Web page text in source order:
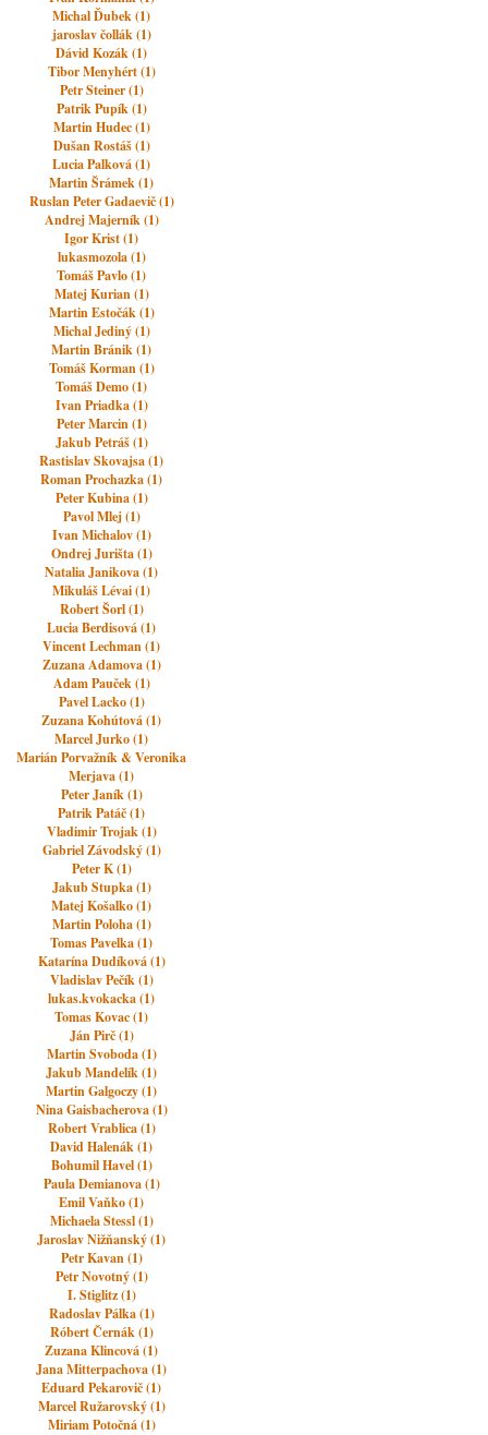
Michal Ďubek (1)
jaroslav čollák (1)
Dávid Kozák (1)
Tibor Menyhért (1)
Petr Steiner (1)
Patrik Pupík (1)
Martin Hudec (1)
Dušan Rostáš (1)
Lucia Palková (1)
Martin Šrámek (1)
Ruslan Peter Gadaevič (1)
Andrej Majerník (1)
Igor Krist (1)
lukasmozola (1)
Tomáš Pavlo (1)
Matej Kurian (1)
Martin Estočák (1)
Michal Jediný (1)
Martin Bránik (1)
Tomáš Korman (1)
Tomáš Demo (1)
Ivan Priadka (1)
Peter Marcin (1)
Jakub Petráš (1)
Rastislav Skovajsa (1)
Roman Prochazka (1)
Peter Kubina (1)
Pavol Mlej (1)
Ivan Michalov (1)
Ondrej Jurišta (1)
Natalia Janikova (1)
Mikuláš Lévai (1)
Robert Šorl (1)
Lucia Berdisová (1)
Vincent Lechman (1)
Zuzana Adamova (1)
Adam Pauček (1)
Pavel Lacko (1)
Zuzana Kohútová (1)
Marcel Jurko (1)
Marián Porvažník & Veronika
Merjava (1)
Peter Janík (1)
Patrik Patáč (1)
Vladimir Trojak (1)
Gabriel Závodský (1)
Peter K (1)
Jakub Stupka (1)
Matej Košalko (1)
Martin Poloha (1)
Tomas Pavelka (1)
Katarína Dudíková (1)
Vladislav Pečík (1)
lukas.kvokacka (1)
Tomas Kovac (1)
Ján Pirč (1)
Martin Svoboda (1)
Jakub Mandelík (1)
Martin Galgoczy (1)
Nina Gaisbacherova (1)
Robert Vrablica (1)
David Halenák (1)
Bohumil Havel (1)
Paula Demianova (1)
Emil Vaňko (1)
Michaela Stessl (1)
Jaroslav Nižňanský (1)
Petr Kavan (1)
Petr Novotný (1)
I. Stiglitz (1)
Radoslav Pálka (1)
Róbert Černák (1)
Zuzana Klincová (1)
Jana Mitterpachova (1)
Eduard Pekarovič (1)
Marcel Ružarovský (1)
Miriam Potočná (1)